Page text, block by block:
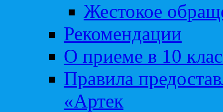
Жестокое
Рекомендации
О приеме в 10
Правила
«Артек